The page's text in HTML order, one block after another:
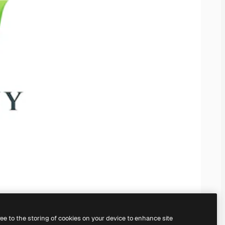
to the storing of cookies on your device to enhance site